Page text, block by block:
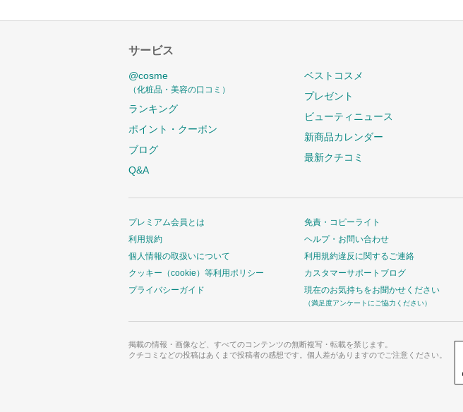
サービス
@cosme
（化粧品・美容の口コミ）
ランキング
ポイント・クーポン
ブログ
Q&A
ベストコスメ
プレゼント
ビューティニュース
新商品カレンダー
最新クチコミ
プレミアム会員とは
利用規約
個人情報の取扱いについて
クッキー（cookie）等利用ポリシー
プライバシーガイド
免責・コピーライト
ヘルプ・お問い合わせ
利用規約違反に関するご連絡
カスタマーサポートブログ
現在のお気持ちをお聞かせください
（満足度アンケートにご協力ください）
掲載の情報・画像など、すべてのコンテンツの無断複写・転載を禁じます。
クチコミなどの投稿はあくまで投稿者の感想です。個人差がありますのでご注意ください。